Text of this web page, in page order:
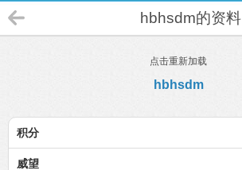
hbhsdm的资料
点击重新加载
hbhsdm
积分
威望